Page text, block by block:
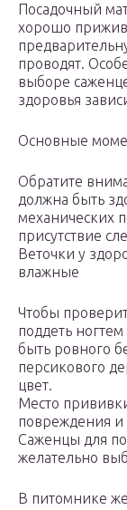
Посадочный
хорошо
проводят.
выборе
здоровья
Основные
Обратите
должна быть
механических
присутствие
Веточки у
влажные
Чтобы
поддеть
быть ровного
персикового
цвет.
Место
повреждения и
Саженцы для
желательно
В питомнике